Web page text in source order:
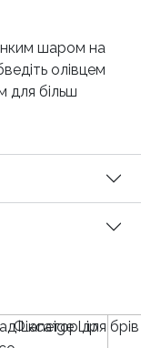
шаром на
олівцем
для більш